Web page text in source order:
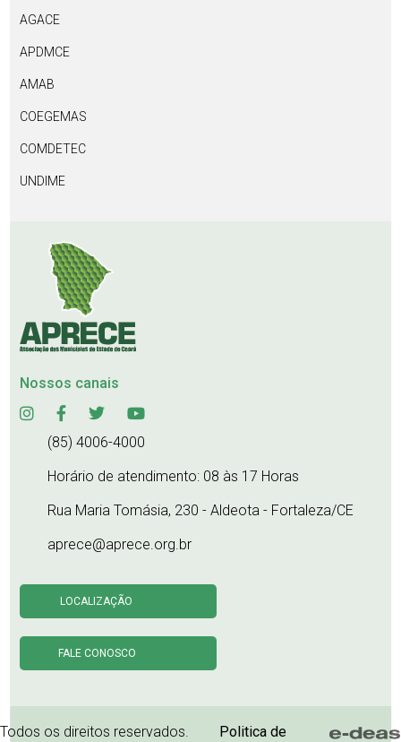
AGACE
APDMCE
AMAB
COEGEMAS
COMDETEC
UNDIME
Nossos canais
(85) 4006-4000
Horário de atendimento: 08 às 17 Horas
Rua Maria Tomásia, 230 - Aldeota - Fortaleza/CE
aprece@aprece.org.br
LOCALIZAÇÃO
FALE CONOSCO
Todos os direitos reservados. Politica de